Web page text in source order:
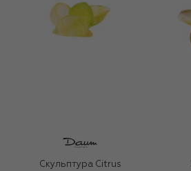
Скульптура Citrus